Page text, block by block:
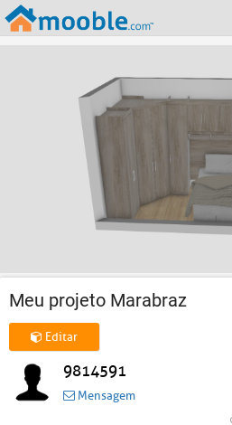
Meu projeto Marabraz
Editar
9814591
Mensagem